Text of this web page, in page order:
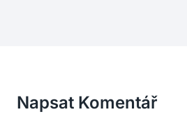
Napsat Komentář